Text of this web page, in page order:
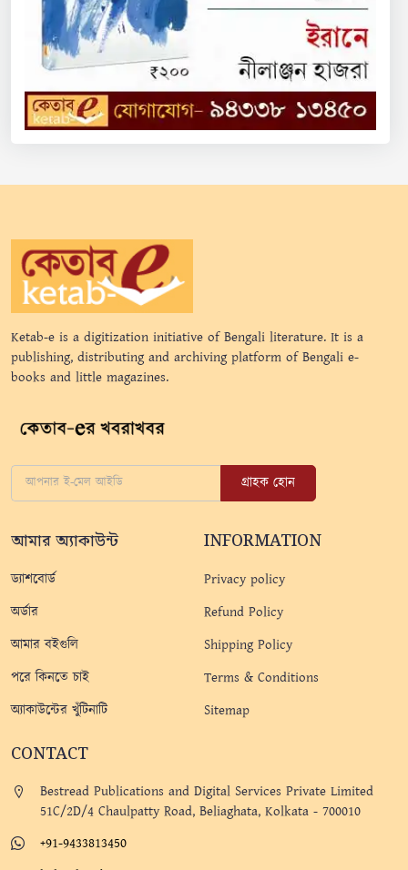
Ketab-e is a digitization initiative of Bengali literature. It is a
publishing, distributing and archiving platform of Bengali e-
books and little magazines.
গ্রাহক হোন
আমার অ্যাকাউন্ট
ড্যাশবোর্ড
অর্ডার
আমার বইগুলি
পরে কিনতে চাই
অ্যাকাউন্টের খুঁটিনাটি
INFORMATION
Privacy policy
Refund Policy
Shipping Policy
Terms & Conditions
Sitemap
CONTACT
Bestread Publications and Digital Services Private Limited
51C/2D/4 Chaulpatty Road, Beliaghata, Kolkata - 700010
+91-9433813450